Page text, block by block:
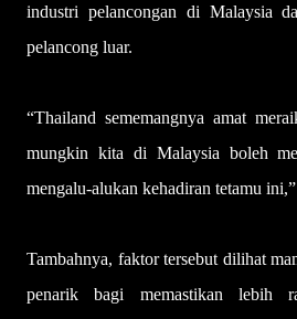
industri pelancongan di Malaysia
pelancong luar.
“Thailand sememangnya amat
mungkin kita di Malaysia boleh
mengalu-alukan keha­diran tetamu
Tambahnya, faktor tersebut dilihat
penarik bagi memastikan lebih